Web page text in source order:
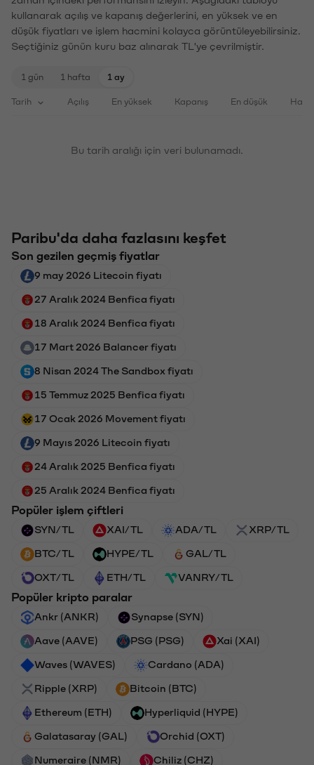
kullanarak açılış ve kapanış değerlerini, en yüksek ve en
düşük fiyatları ve işlem hacmini kolayca görüntüleyebilirsiniz.
Seçtiğiniz günün kuru baz alınarak TL'ye çevrilmiştir.
1 gün 1 hafta 1 ay
Tarih Açılış En yüksek Kapanış En düşük
Bu tarih aralığı için veri bulunamadı.
Paribu'da daha fazlasını keşfet
Son gezilen geçmiş fiyatlar
9 may 2026 Litecoin fiyatı
27 Aralık 2024 Benfica fiyatı
18 Aralık 2024 Benfica fiyatı
17 Mart 2026 Balancer fiyatı
8 Nisan 2024 The Sandbox fiyatı
15 Temmuz 2025 Benfica fiyatı
17 Ocak 2026 Movement fiyatı
9 Mayıs 2026 Litecoin fiyatı
24 Aralık 2025 Benfica fiyatı
25 Aralık 2024 Benfica fiyatı
Popüler işlem çiftleri
SYN/TL XAI/TL ADA/TL XRP/TL
BTC/TL HYPE/TL GAL/TL
OXT/TL ETH/TL VANRY/TL
Popüler kripto paralar
Ankr (ANKR) Synapse (SYN)
Aave (AAVE) PSG (PSG) Xai (XAI)
Waves (WAVES) Cardano (ADA)
Ripple (XRP) Bitcoin (BTC)
Ethereum (ETH) Hyperliquid (HYPE)
Galatasaray (GAL) Orchid (OXT)
Numeraire (NMR) Chiliz (CHZ)